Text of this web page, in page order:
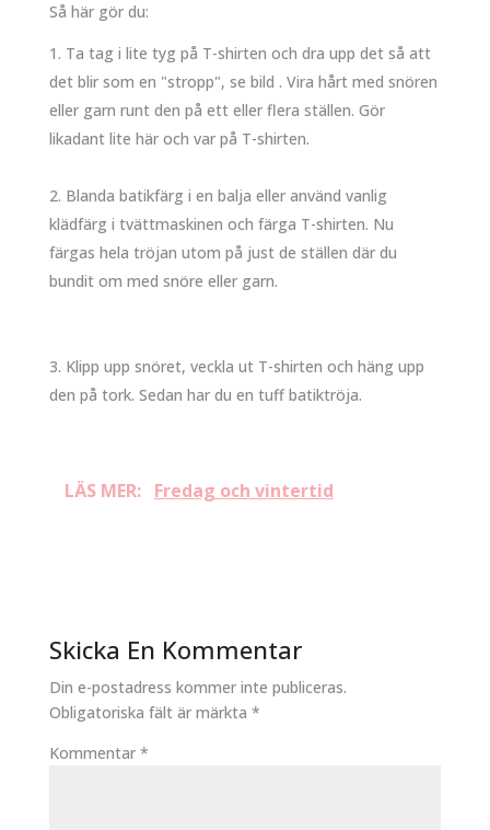
Så här gör du:
Ta tag i lite tyg på T-shirten och dra upp det så att
det blir som en "stropp", se bild . Vira hårt med snören
eller garn runt den på ett eller flera ställen. Gör
likadant lite här och var på T-shirten.
Blanda batikfärg i en balja eller använd vanlig
klädfärg i tvättmaskinen och färga T-shirten. Nu
färgas hela tröjan utom på just de ställen där du
bundit om med snöre eller garn.
Klipp upp snöret, veckla ut T-shirten och häng upp
den på tork. Sedan har du en tuff batiktröja.
LÄS MER: Fredag och vintertid
Skicka En Kommentar
Din e-postadress kommer inte publiceras.
Obligatoriska fält är märkta *
Kommentar *